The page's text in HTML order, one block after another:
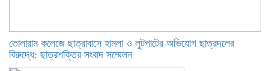
তোলারাম কলেজে ছাত্রাবাসে হামলা ও লুটপাটের অভিযোগ ছাত্রদলের
বিরুদ্ধে: ছাত্রশক্তির সংবাদ সম্মেলন